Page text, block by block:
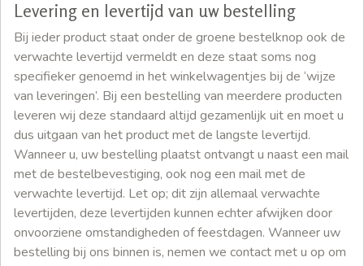
Levering en levertijd van uw bestelling
Bij ieder product staat onder de groene bestelknop ook de
verwachte levertijd vermeldt en deze staat soms nog
specifieker genoemd in het winkelwagentjes bij de ‘wijze
van leveringen’. Bij een bestelling van meerdere producten
leveren wij deze standaard altijd gezamenlijk uit en moet u
dus uitgaan van het product met de langste levertijd.
Wanneer u, uw bestelling plaatst ontvangt u naast een mail
met de bestelbevestiging, ook nog een mail met de
verwachte levertijd. Let op; dit zijn allemaal verwachte
levertijden, deze levertijden kunnen echter afwijken door
onvoorziene omstandigheden of feestdagen. Wanneer uw
bestelling bij ons binnen is, nemen we contact met u op om